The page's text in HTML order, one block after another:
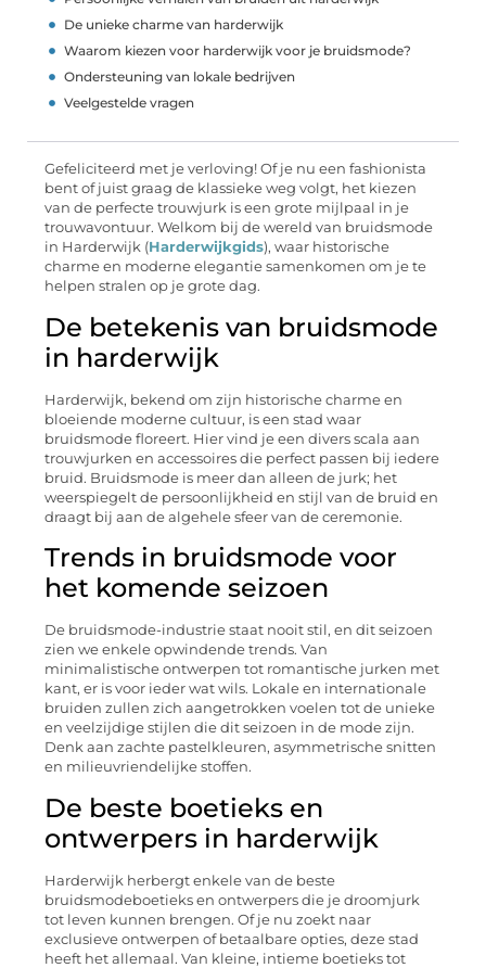
De unieke charme van harderwijk
Waarom kiezen voor harderwijk voor je bruidsmode?
Ondersteuning van lokale bedrijven
Veelgestelde vragen
Gefeliciteerd met je verloving! Of je nu een fashionista
bent of juist graag de klassieke weg volgt, het kiezen
van de perfecte trouwjurk is een grote mijlpaal in je
trouwavontuur. Welkom bij de wereld van bruidsmode
in Harderwijk (Harderwijkgids), waar historische
charme en moderne elegantie samenkomen om je te
helpen stralen op je grote dag.
De betekenis van bruidsmode
in harderwijk
Harderwijk, bekend om zijn historische charme en
bloeiende moderne cultuur, is een stad waar
bruidsmode floreert. Hier vind je een divers scala aan
trouwjurken en accessoires die perfect passen bij iedere
bruid. Bruidsmode is meer dan alleen de jurk; het
weerspiegelt de persoonlijkheid en stijl van de bruid en
draagt bij aan de algehele sfeer van de ceremonie.
Trends in bruidsmode voor
het komende seizoen
De bruidsmode-industrie staat nooit stil, en dit seizoen
zien we enkele opwindende trends. Van
minimalistische ontwerpen tot romantische jurken met
kant, er is voor ieder wat wils. Lokale en internationale
bruiden zullen zich aangetrokken voelen tot de unieke
en veelzijdige stijlen die dit seizoen in de mode zijn.
Denk aan zachte pastelkleuren, asymmetrische snitten
en milieuvriendelijke stoffen.
De beste boetieks en
ontwerpers in harderwijk
Harderwijk herbergt enkele van de beste
bruidsmodeboetieks en ontwerpers die je droomjurk
tot leven kunnen brengen. Of je nu zoekt naar
exclusieve ontwerpen of betaalbare opties, deze stad
heeft het allemaal. Van kleine, intieme boetieks tot